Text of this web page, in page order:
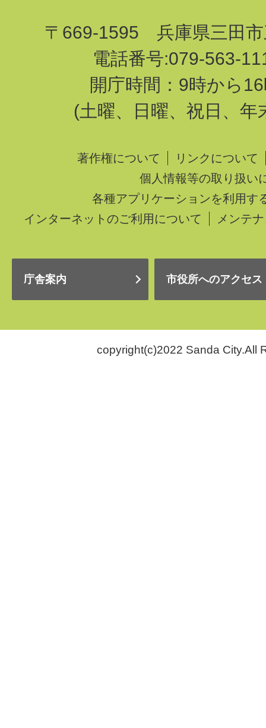
〒669-1595 兵庫県三田市
電話番号:079-563-
開庁時間：9時から
(土曜、日曜、祝日、年
著作権について
リンクについて
個人情報等の取り扱い
各種アプリケーションを利用す
インターネットのご利用について
メンテ
庁舎案内 市役所へのアクセス
copyright(c)2022 Sanda City.All